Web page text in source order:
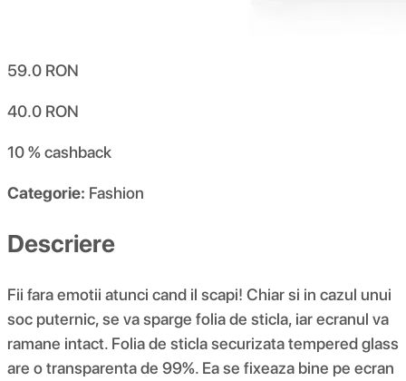
59.0 RON
40.0 RON
10 %cashback
Categorie: Fashion
Descriere
Fii fara emotii atunci cand il scapi! Chiar si in cazul unui
soc puternic, se va sparge folia de sticla, iar ecranul va
ramane intact. Folia de sticla securizata tempered glass
are o transparenta de 99%. Ea se fixeaza bine pe ecran